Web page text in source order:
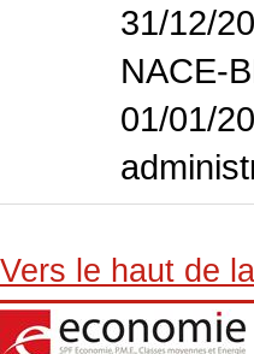
31/12/
NACE-
01/01/
Vers le haut de